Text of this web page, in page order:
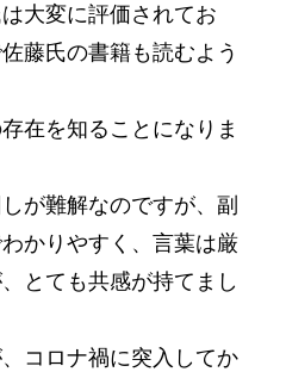
大変に評価されてお
藤氏の書籍も読むよう
在を知ることになりま
が難解なのですが、副
かりやすく、言葉は厳
とても共感が持てまし
コロナ禍に突入してか